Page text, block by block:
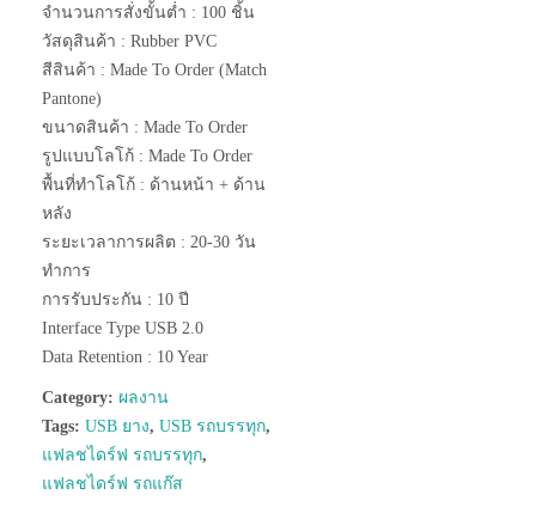
จำนวนการสั่งขั้นต่ำ : 100 ชิ้น
วัสดุสินค้า : Rubber PVC
สีสินค้า : Made To Order (Match
Pantone)
ขนาดสินค้า : Made To Order
รูปแบบโลโก้ : Made To Order
พื้นที่ทำโลโก้ : ด้านหน้า + ด้าน
หลัง
ระยะเวลาการผลิต : 20-30 วัน
ทำการ
การรับประกัน : 10 ปี
Interface Type USB 2.0
Data Retention : 10 Year
Category: ผลงาน
Tags: USB ยาง, USB รถบรรทุก,
แฟลชไดร์ฟ รถบรรทุก,
แฟลชไดร์ฟ รถแก๊ส